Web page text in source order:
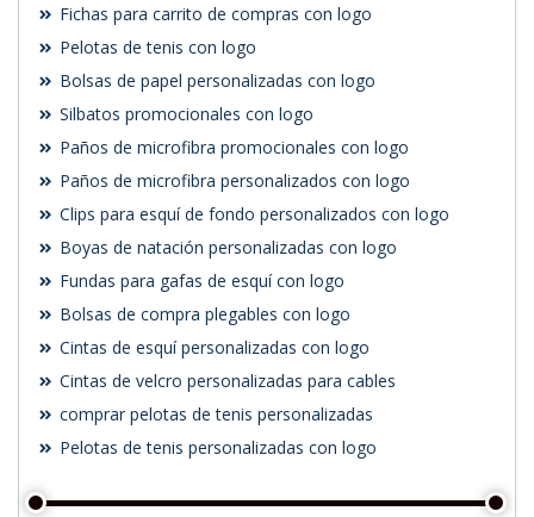
Fichas para carrito de compras con logo
Pelotas de tenis con logo
Bolsas de papel personalizadas con logo
Silbatos promocionales con logo
Paños de microfibra promocionales con logo
Paños de microfibra personalizados con logo
Clips para esquí de fondo personalizados con logo
Boyas de natación personalizadas con logo
Fundas para gafas de esquí con logo
Bolsas de compra plegables con logo
Cintas de esquí personalizadas con logo
Cintas de velcro personalizadas para cables
comprar pelotas de tenis personalizadas
Pelotas de tenis personalizadas con logo